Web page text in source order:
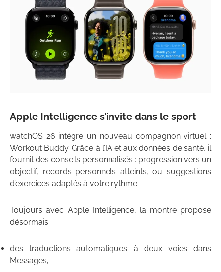
Apple Intelligence s’invite dans le sport
watchOS 26 intègre un nouveau compagnon virtuel :
Workout Buddy. Grâce à l’IA et aux données de santé, il
fournit des conseils personnalisés : progression vers un
objectif, records personnels atteints, ou suggestions
d’exercices adaptés à votre rythme.
Toujours avec Apple Intelligence, la montre propose
désormais :
des traductions automatiques à deux voies dans
Messages,